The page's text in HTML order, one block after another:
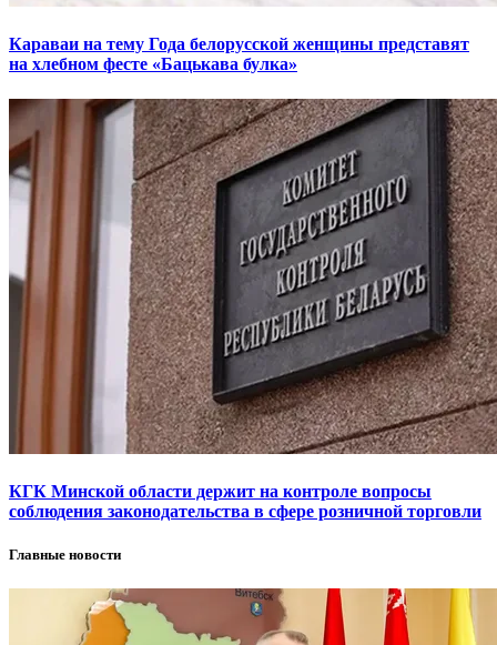
Караваи на тему Года белорусской женщины представят
на хлебном фесте «Бацькава булка»
КГК Минской области держит на контроле вопросы
соблюдения законодательства в сфере розничной торговли
Главные новости